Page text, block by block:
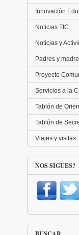
Innovación
Noticias TIC
Noticias y
Padres y
Proyecto
Servicios a la
Tablón de
Tablón de
Viajes y visitas
NOS SIGUES?